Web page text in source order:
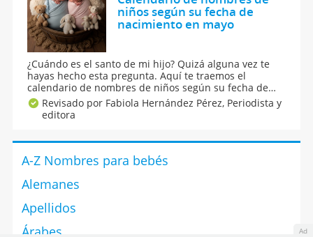
niños según su fecha de
nacimiento en mayo
¿Cuándo es el santo de mi hijo? Quizá alguna vez te
hayas hecho esta pregunta. Aquí te traemos el
calendario de nombres de niños según su fecha de
nacimiento en mayo y también te decimos otras
fechas importantes de este mes para que las celebres
Revisado por Fabiola Hernández Pérez, Periodista y
editora
A-Z Nombres para bebés
Alemanes
Apellidos
Árabes
Ad